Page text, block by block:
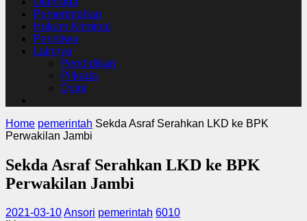
Pemerintahan
Hukum Kriminal
Peristiwa
Lainnya
Pendidikan
Pilkada
Opini
Home pemerintah Sekda Asraf Serahkan LKD ke BPK
Perwakilan Jambi
Sekda Asraf Serahkan LKD ke BPK
Perwakilan Jambi
2021-03-10Ansori pemerintah 6010